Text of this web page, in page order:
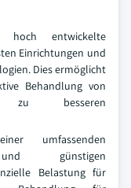
hoch entwickelte
Einrichtungen und
Dies ermöglicht
Behandlung von
zu besseren
umfassenden
und günstigen
Belastung für